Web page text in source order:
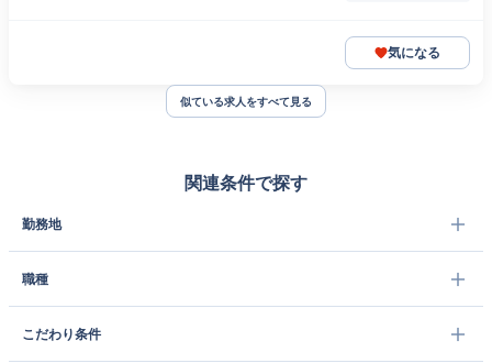
気になる
似ている求人をすべて見る
関連条件で探す
勤務地
職種
こだわり条件